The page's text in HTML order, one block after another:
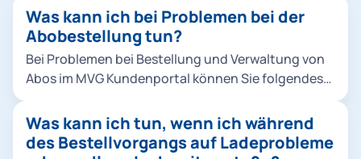
nachweisen. Bei einer Online-Bestellung müssen
Vertragspartner*in und Kontoinhaber*in nicht
Was kann ich bei Problemen bei der
Abobestellung tun?
Bei Problemen bei Bestellung und Verwaltung von
Abos im MVG Kundenportal können Sie folgendes
laufenden Monat noch bestellbar ist. Für
Deutschlandticket, Ermäßigungsticket und alle
Was kann ich tun, wenn ich während
des Bestellvorgangs auf Ladeprobleme